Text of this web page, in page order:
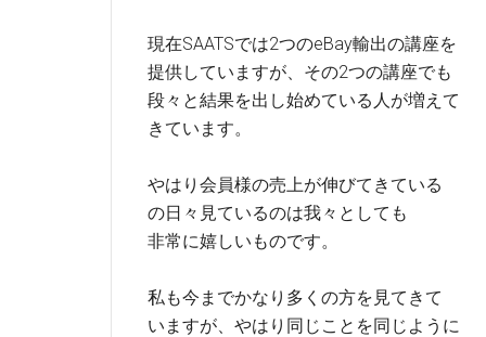
現在SAATSでは2つのeBay輸出の講座を
提供していますが、その2つの講座でも
段々と結果を出し始めている人が増えて
きています。
やはり会員様の売上が伸びてきている
の日々見ているのは我々としても
非常に嬉しいものです。
私も今までかなり多くの方を見てきて
いますが、やはり同じことを同じように